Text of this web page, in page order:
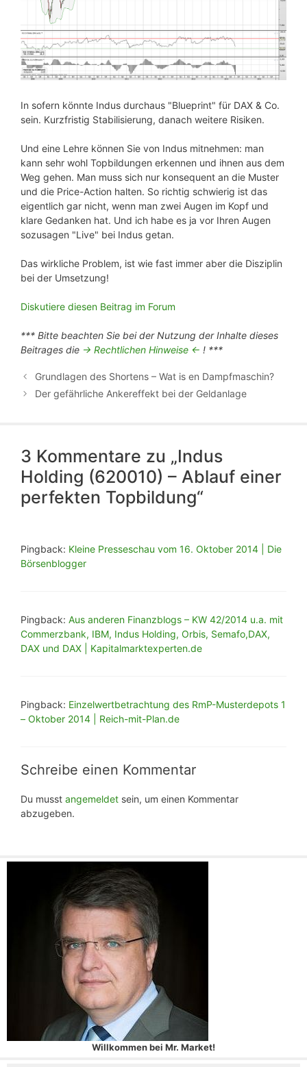
In sofern könnte Indus durchaus "Blueprint" für DAX & Co.
sein. Kurzfristig Stabilisierung, danach weitere Risiken.
Und eine Lehre können Sie von Indus mitnehmen: man
kann sehr wohl Topbildungen erkennen und ihnen aus dem
Weg gehen. Man muss sich nur konsequent an die Muster
und die Price-Action halten. So richtig schwierig ist das
eigentlich gar nicht, wenn man zwei Augen im Kopf und
klare Gedanken hat. Und ich habe es ja vor Ihren Augen
sozusagen "Live" bei Indus getan.
Das wirkliche Problem, ist wie fast immer aber die Disziplin
bei der Umsetzung!
Diskutiere diesen Beitrag im Forum
*** Bitte beachten Sie bei der Nutzung der Inhalte dieses
Beitrages die -> Rechtlichen Hinweise <- ! ***
Grundlagen des Shortens – Wat is en Dampfmaschin?
Der gefährliche Ankereffekt bei der Geldanlage
3 Kommentare zu „Indus
Holding (620010) – Ablauf einer
perfekten Topbildung“
Pingback: Kleine Presseschau vom 16. Oktober 2014 | Die
Börsenblogger
Pingback: Aus anderen Finanzblogs – KW 42/2014 u.a. mit
Commerzbank, IBM, Indus Holding, Orbis, Semafo,DAX,
DAX und DAX | Kapitalmarktexperten.de
Pingback: Einzelwertbetrachtung des RmP-Musterdepots 1
– Oktober 2014 | Reich-mit-Plan.de
Schreibe einen Kommentar
Du musst angemeldet sein, um einen Kommentar
abzugeben.
Willkommen bei Mr. Market!